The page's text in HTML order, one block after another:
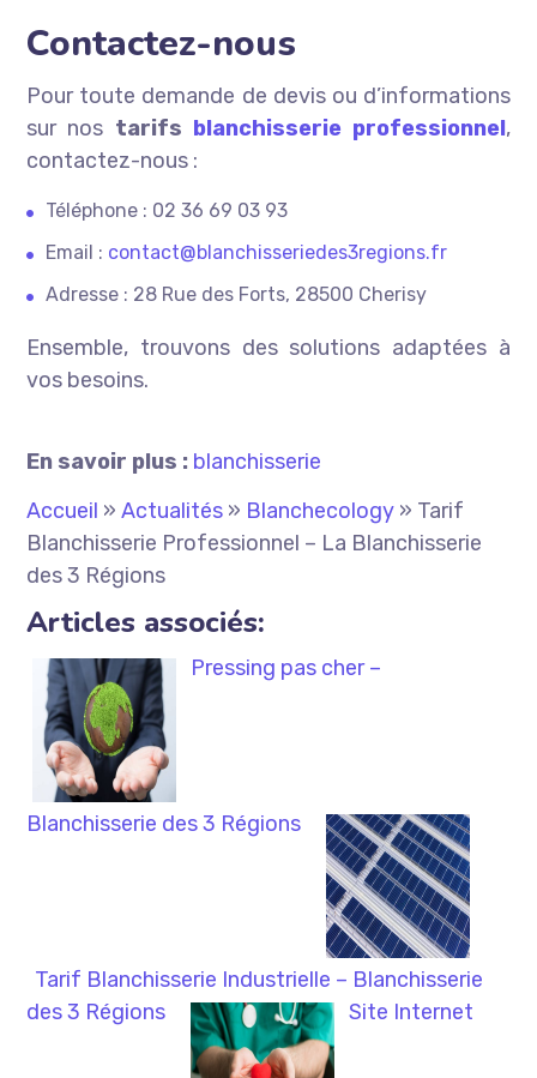
Contactez-nous
Pour toute demande de devis ou d’informations
sur nos tarifs blanchisserie professionnel,
contactez-nous :
Téléphone : 02 36 69 03 93
Email : contact@blanchisseriedes3regions.fr
Adresse : 28 Rue des Forts, 28500 Cherisy
Ensemble, trouvons des solutions adaptées à
vos besoins.
En savoir plus : blanchisserie
Accueil »Actualités » Blanchecology » Tarif
Blanchisserie Professionnel – La Blanchisserie
des 3 Régions
Articles associés:
Pressing pas cher –
Blanchisserie des 3 Régions
Tarif Blanchisserie Industrielle – Blanchisserie
des 3 Régions
Site Internet